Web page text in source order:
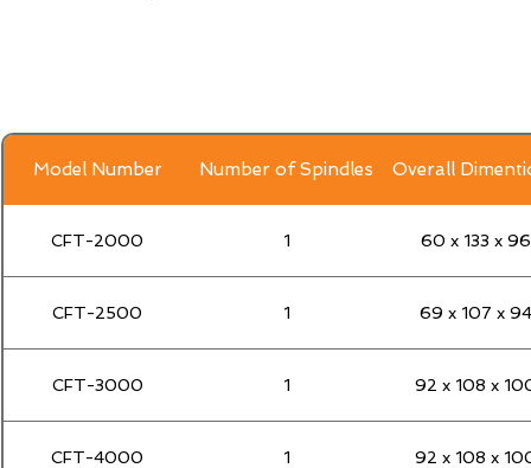
Model Number Number of Spindles Overall
CFT-2000 1 60 x 133 x 96
CFT-2500 1 69 x 107 x 94
CFT-3000 1 92 x 108 x
CFT-4000 1 92 x 108 x